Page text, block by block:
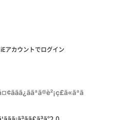
アカウントでログイン